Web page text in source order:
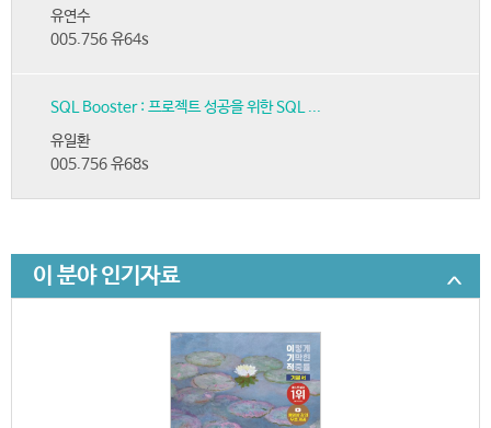
유연수
005.756 유64s
SQL Booster : 프로젝트 성공을 위한 SQL ...
유일환
005.756 유68s
이 분야 인기자료